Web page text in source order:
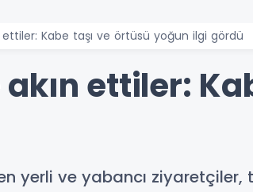
ettiler: Kabe taşı ve örtüsü yoğun ilgi gördü
ettiler:
yerli ve yabancı